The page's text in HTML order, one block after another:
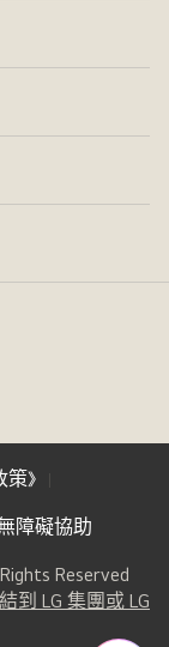
策》
障礙協助
Reserved
到 LG 集團或 LG